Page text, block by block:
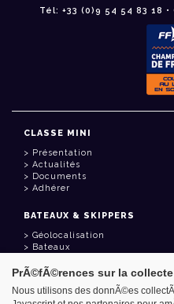
Tél: +33 (0)9 54 54 83 18 •
CLASSE MINI
Présentation
Actualités
Documents
Adhérer
BATEAUX & SKIPPERS
Géolocalisation
Bateaux
LIENS UTILES
PrÃ©fÃ©rences sur la
Nous utilisons des donnÃ©es